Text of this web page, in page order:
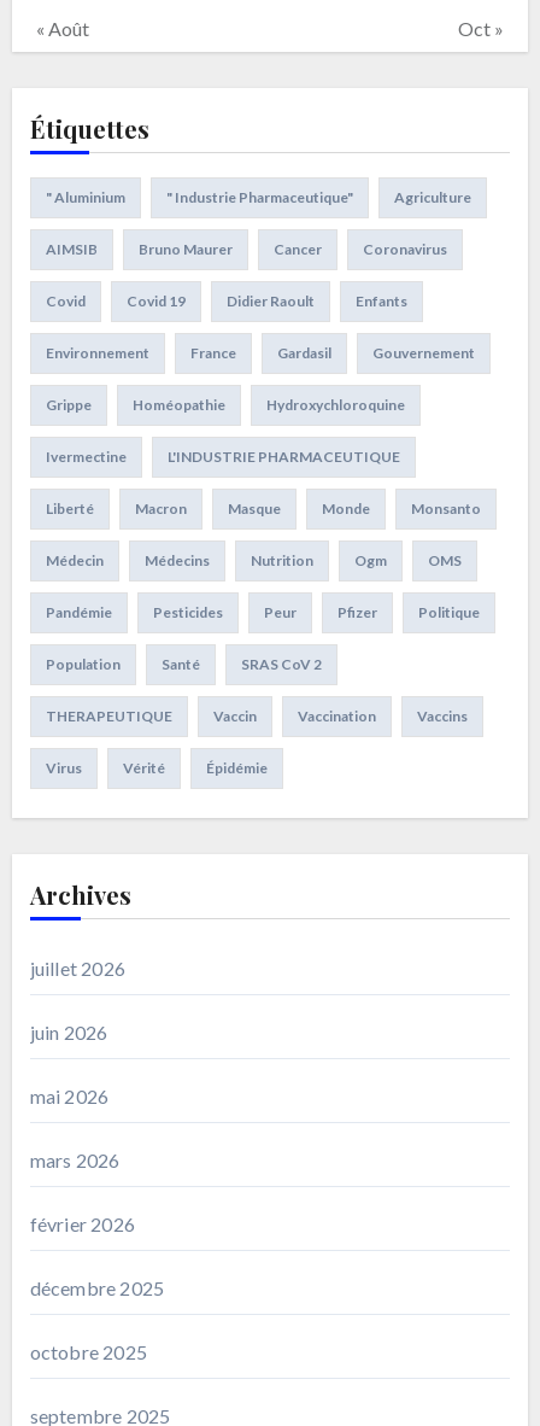
« Août Oct »
Étiquettes
" Aluminium " Industrie Pharmaceutique" Agriculture
AIMSIB Bruno Maurer Cancer Coronavirus
Covid Covid 19 Didier Raoult Enfants
Environnement France Gardasil Gouvernement
Grippe Homéopathie Hydroxychloroquine
Ivermectine L'INDUSTRIE PHARMACEUTIQUE
Liberté Macron Masque Monde Monsanto
Médecin Médecins Nutrition Ogm OMS
Pandémie Pesticides Peur Pfizer Politique
Population Santé SRAS CoV 2
THERAPEUTIQUE Vaccin Vaccination Vaccins
Virus Vérité Épidémie
Archives
juillet 2026
juin 2026
mai 2026
mars 2026
février 2026
décembre 2025
octobre 2025
septembre 2025